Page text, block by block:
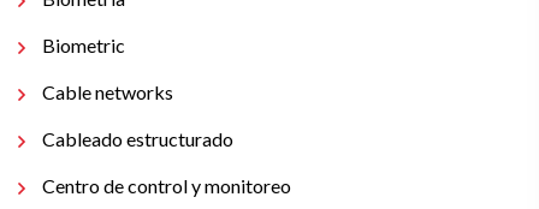
Biometric
Cable networks
Cableado estructurado
Centro de control y monitoreo